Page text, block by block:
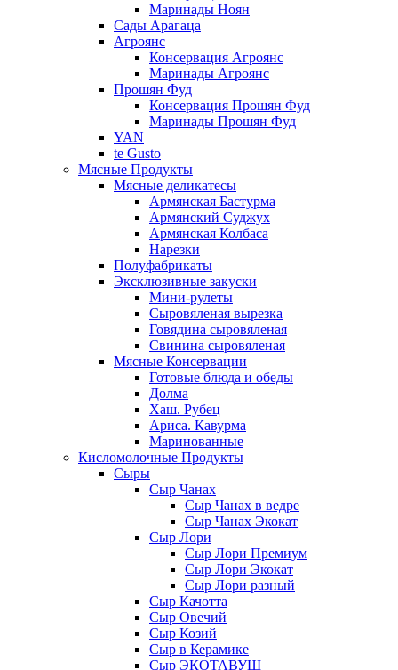
Маринады Ноян
Сады Арагаца
Агроянс
Консервация Агроянс
Маринады Агроянс
Прошян Фуд
Консервация Прошян Фуд
Маринады Прошян Фуд
YAN
te Gusto
Мясные Продукты
Мясные деликатесы
Армянская Бастурма
Армянский Суджух
Армянская Колбаса
Нарезки
Полуфабрикаты
Эксклюзивные закуски
Мини-рулеты
Сыровяленая вырезка
Говядина сыровяленая
Свинина сыровяленая
Мясные Консервации
Готовые блюда и обеды
Долма
Хаш. Рубец
Ариса. Кавурма
Маринованные
Кисломолочные Продукты
Сыры
Сыр Чанах
Сыр Чанах в ведре
Сыр Чанах Экокат
Сыр Лори
Сыр Лори Премиум
Сыр Лори Экокат
Сыр Лори разный
Сыр Качотта
Сыр Овечий
Сыр Козий
Сыр в Керамике
Сыр ЭКОТАВУШ